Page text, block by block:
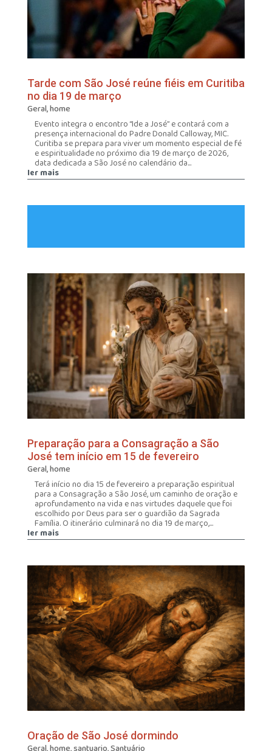
Tarde com São José reúne fiéis em Curitiba
no dia 19 de março
Geral,home
Evento integra o encontro “Ide a José” e contará com a
presença internacional do Padre Donald Calloway, MIC.
Curitiba se prepara para viver um momento especial de fé
e espiritualidade no próximo dia 19 de março de 2026,
data dedicada a São José no calendário da...
ler mais
Preparação para a Consagração a São
José tem início em 15 de fevereiro
Geral,home
Terá início no dia 15 de fevereiro a preparação espiritual
para a Consagração a São José, um caminho de oração e
aprofundamento na vida e nas virtudes daquele que foi
escolhido por Deus para ser o guardião da Sagrada
Família. O itinerário culminará no dia 19 de março,...
ler mais
Oração de São José dormindo
Geral,home,santuario,Santuário